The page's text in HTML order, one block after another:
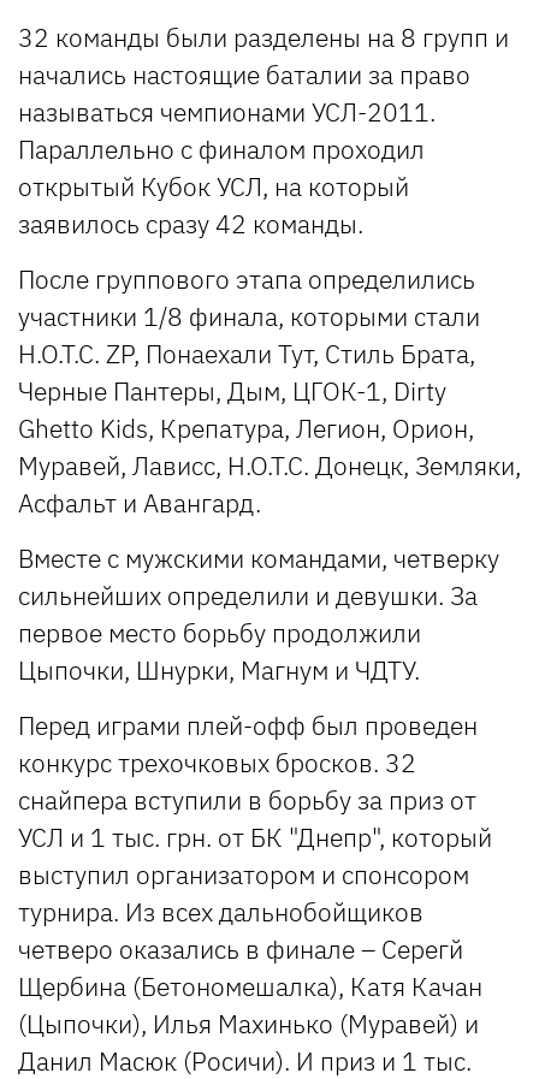
32 команды были разделены на 8 групп и
начались настоящие баталии за право
называться чемпионами УСЛ-2011.
Параллельно с финалом проходил
открытый Кубок УСЛ, на который
заявилось сразу 42 команды.
После группового этапа определились
участники 1/8 финала, которыми стали
H.O.T.C. ZP, Понаехали Тут, Стиль Брата,
Черные Пантеры, Дым, ЦГОК-1, Dirty
Ghetto Kids, Крепатура, Легион, Орион,
Муравей, Лависс, Н.О.Т.С. Донецк, Земляки,
Асфальт и Авангард.
Вместе с мужскими командами, четверку
сильнейших определили и девушки. За
первое место борьбу продолжили
Цыпочки, Шнурки, Магнум и ЧДТУ.
Перед играми плей-офф был проведен
конкурс трехочковых бросков. 32
снайпера вступили в борьбу за приз от
УСЛ и 1 тыс. грн. от БК "Днепр", который
выступил организатором и спонсором
турнира. Из всех дальнобойщиков
четверо оказались в финале – Серегй
Щербина (Бетономешалка), Катя Качан
(Цыпочки), Илья Махинько (Муравей) и
Данил Масюк (Росичи). И приз и 1 тыс.